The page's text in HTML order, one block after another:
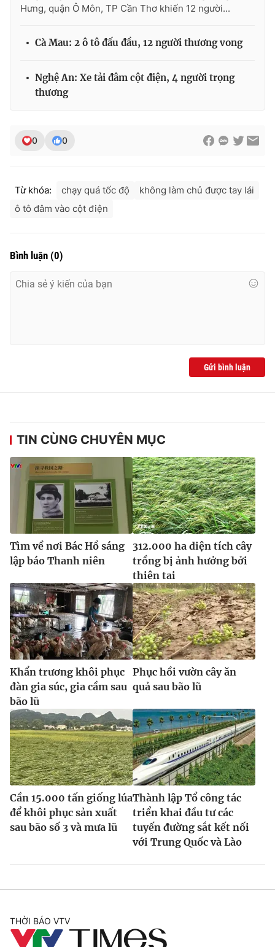
Cơ quan chủ quản:
Giấy phép hoạt động báo in và báo điện tử số 483/GP-BTTTT
Tổng đài VTV:
Ðiện thoại Thời báo VTV:024.66 897 897
® Cấm sao chép dưới mọi hình thức nếu không có sự chấp
thuận bằng văn bản. Ghi rõ nguồn VTV.vn khi phát hành lại
thông tin từ website này.
Hưng, quận Ô Môn, TP Cần Thơ khiến 12 người...
Cà Mau: 2 ô tô đấu đầu, 12 người thương vong
Nghệ An: Xe tải đâm cột điện, 4 người trọng
thương
0 0
Từ khóa: chạy quá tốc độ
không làm chủ được tay lái
ô tô đâm vào cột điện
Bình luận (0)
Gửi bình luận
TIN CÙNG CHUYÊN MỤC
Tìm về nơi Bác Hồ sáng
lập báo Thanh niên
312.000 ha diện tích cây
trồng bị ảnh hưởng bởi
thiên tai
Khẩn trương khôi phục
đàn gia súc, gia cầm sau
bão lũ
Phục hồi vườn cây ăn
quả sau bão lũ
Cần 15.000 tấn giống lúa
để khôi phục sản xuất
sau bão số 3 và mưa lũ
Thành lập Tổ công tác
triển khai đầu tư các
tuyến đường sắt kết nối
với Trung Quốc và Lào
THỜI BÁO VTV